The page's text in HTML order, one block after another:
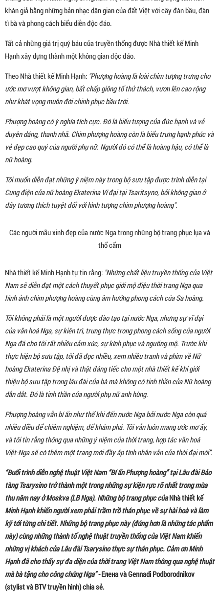
khán giả bằng những bản nhạc dân gian của đất Việt với cây đàn bầu, đàn
tì bà và phong cách biểu diễn độc đáo.
Tất cả những giá trị quý báu của truyền thống được Nhà thiết kế Minh
Hạnh xây dựng thành một không gian độc đáo.
Theo Nhà thiết kế Minh Hạnh: "Phượng hoàng là loài chim tượng trưng cho
ước mơ vượt không gian, bất chấp giông tố thử thách, vươn lên cao rộng
như khát vọng muôn đời chinh phục bầu trời.
Phượng hoàng có ý nghĩa tích cực. Đó là biểu tượng của đức hạnh và vẻ
duyên dáng, thanh nhã. Chim phượng hoàng còn là biểu trưng hạnh phúc và
vẻ đẹp cao quý của người phụ nữ. Người đó có thể là hoàng hậu, có thể là
nữ hoàng.
Tôi muốn diễn đạt những ý niệm này trong bộ sưu tập được trình diễn tại
Cung điện của nữ hoàng Ekaterina Vĩ đại tại Tsaritsyno, bởi không gian ở
đây tương thích tuyệt đối với hình tượng chim phượng hoàng".
Các người mẫu xinh đẹp của nước Nga trong những bộ trang phục lụa và
thổ cẩm
Nhà thiết kế Minh Hạnh tự tin rằng: "Những chất liệu truyền thống của Việt
Nam sẽ diễn đạt một cách thuyết phục giới mộ điệu thời trang Nga qua
hình ảnh chim phượng hoàng cùng âm hưởng phong cách của Sa hoàng.
Tôi không phải là một người được đào tạo tại nước Nga, nhưng sự vĩ đại
của văn hoá Nga, sự kiên trì, trung thực trong phong cách sống của người
Nga đã cho tôi rất nhiều cảm xúc, sự kính phục và ngưỡng mộ. Trước khi
thực hiện bộ sưu tập, tôi đã đọc nhiều, xem nhiều tranh và phim về Nữ
hoàng Ekaterina Đệ nhị và thật đáng tiếc cho một nhà thiết kế khi giới
thiệu bộ sưu tập trong lâu đài của bà mà không có tinh thần của Nữ hoàng
dẫn dắt. Đó là tinh thần của người phụ nữ anh hùng.
Phượng hoàng vẫn bí ẩn như thế khi đến nước Nga bởi nước Nga còn quá
nhiều điều để chiêm nghiệm, để khám phá. Tôi vẫn luôn mang ước mơ ấy,
và tôi tin rằng thông qua những ý niệm của thời trang, hợp tác văn hoá
Việt-Nga sẽ có thêm một trang mới đầy ắp tính nhân văn của thời đại mới".
“Buổi trình diễn nghệ thuật Việt Nam “Bí ẩn Phượng hoàng” tại Lâu đài Bảo
tàng Tsarysino trở thành một trong những sự kiện rực rỡ nhất trong mùa
thu năm nay ở Moskva (LB Nga). Những bộ trang phục củaNhà thiết kế
Minh Hạnh khiến người xem phải trầm trồ thán phục về sự hài hoà và làm
kỹ tới từng chi tiết. Những bộ trang phục này (đúng hơn là những tác phẩm
này) cùng những thành tố nghệ thuật truyền thống của Việt Nam khiến
những vị khách của Lâu đài Tsarysino thực sự thán phục. Cảm ơn Minh
Hạnh đã cho thấy sự đa diện của thời trang Việt Nam thông qua nghệ thuật
mà bà tặng cho công chúng Nga" -Елена và Gennadi Podborodnikov
(stylist và BTV truyền hình) chia sẻ.